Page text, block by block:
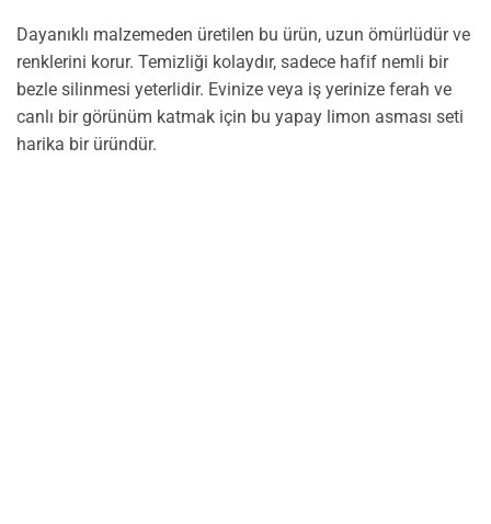
Dayanıklı malzemeden üretilen bu ürün, uzun ömürlüdür ve
renklerini korur. Temizliği kolaydır, sadece hafif nemli bir
bezle silinmesi yeterlidir. Evinize veya iş yerinize ferah ve
canlı bir görünüm katmak için bu yapay limon asması seti
harika bir üründür.